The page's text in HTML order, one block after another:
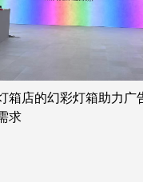
箱店的幻彩灯箱助力广
求